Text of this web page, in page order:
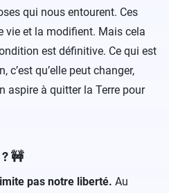
qui nous entourent. Ces
vie et la modifient. Mais cela
est définitive. Ce qui est
qu’elle peut changer,
aspire à quitter la Terre pour
🚧
pas notre liberté. Au